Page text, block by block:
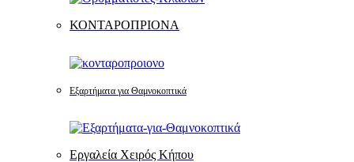
ΚΟΝΤΑΡΟΠΡΙΟΝΑ
Εξαρτήματα για Θαμνοκοπτικά
Εργαλεία Χειρός Κήπου